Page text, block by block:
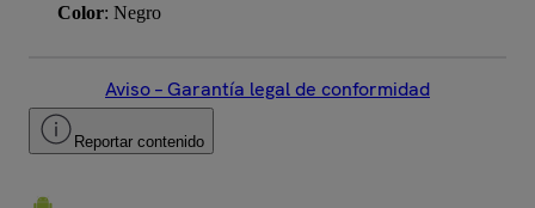
Color: Negro
Aviso – Garantía legal de conformidad
Reportar contenido